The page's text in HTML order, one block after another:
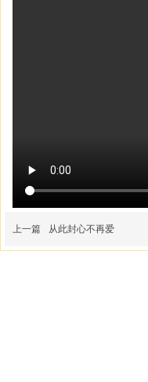
上一篇 从此封心不再爱